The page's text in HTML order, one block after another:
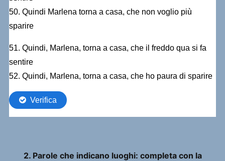
2. Parole che indicano luoghi: completa con la